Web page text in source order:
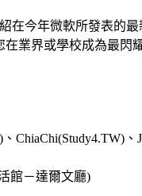
在今年微軟所發表的
業界或學校成為最閃
、
館－達爾文廳)